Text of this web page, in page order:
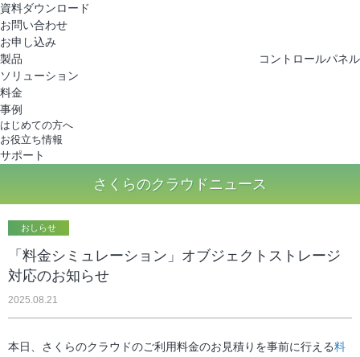
さくらのクラウド
資料ダウンロード
お問い合わせ
お申し込み
製品
ソリューション
料金
事例
はじめての方へ
お役立ち情報
サポート
コントロールパネル
さくらのクラウドニュース
おしらせ
「料金シミュレーション」オブジェクトストレージ
対応のお知らせ
2025.08.21
本日、さくらのクラウドのご利用料金のお見積りを事前に行える料